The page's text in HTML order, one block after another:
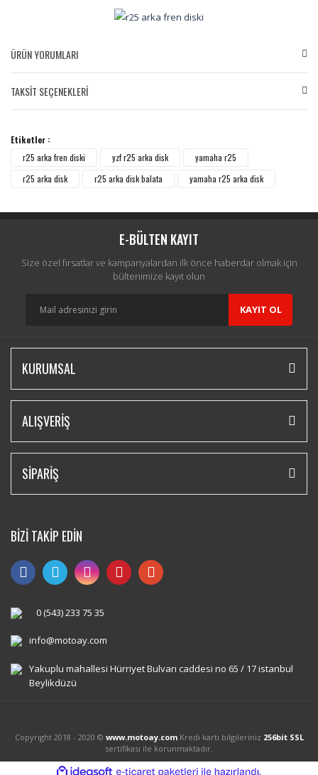
ÜRÜN YORUMLARI
TAKSİT SEÇENEKLERİ
Etiketler :
r25 arka fren diski
yzf r25 arka disk
yamaha r25
r25 arka disk
r25 arka disk balata yamaha r25 arka disk
E-BÜLTEN KAYIT
Size özel fırsatlar ve kampanyalardan ilk önce haberdar olmak için
bültenimize kayıt olun
KAYIT OL
KURUMSAL
ALIŞVERİŞ
SİPARİŞ
BİZİ TAKİP EDİN
0 (543) 233 75 35
info@motoay.com
Yakuplu mahallesi Hürriyet Bulvarı caddesi no 65 / 17 istanbul
Beylikdüzü
Copyright 2018 - 2020 © www.motoay.comKredi kartı bilgileriniz 256bit SSL
sertifikası ile korunmaktadır.
ideasoft e-